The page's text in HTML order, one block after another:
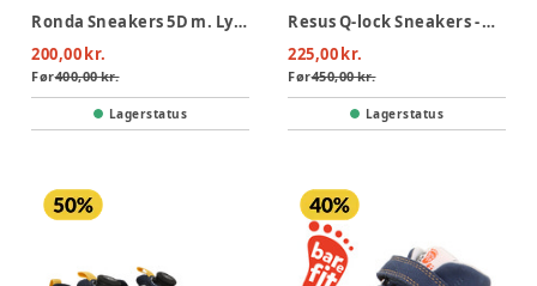
Ronda Sneakers 5D m. Lys - Pink Peacock
200,00 kr.
Før400,00 kr.
Lagerstatus
Resus Q-lock Sneakers - Green Gables
225,00 kr.
Før450,00 kr.
Lagerstatus